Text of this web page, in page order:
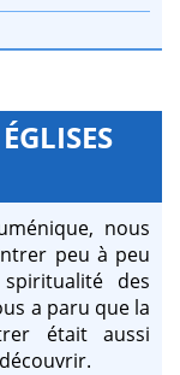
nous
peu à peu
des
a paru que la
était aussi